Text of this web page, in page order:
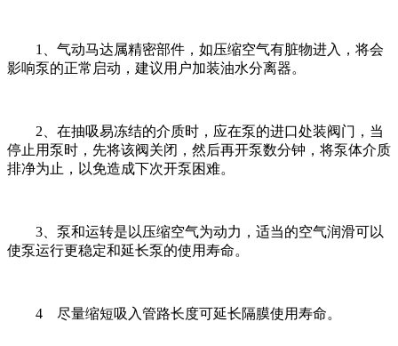
1、气动马达属精密部件，如压缩空气有脏物进入，将会
影响泵的正常启动，建议用户加装油水分离器。
2、在抽吸易冻结的介质时，应在泵的进口处装阀门，当
停止用泵时，先将该阀关闭，然后再开泵数分钟，将泵体介质
排净为止，以免造成下次开泵困难。
3、泵和运转是以压缩空气为动力，适当的空气润滑可以
使泵运行更稳定和延长泵的使用寿命。
4 尽量缩短吸入管路长度可延长隔膜使用寿命。